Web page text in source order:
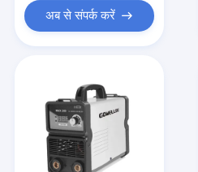
वीडियो
वीआर शो
अब से संपर्क करें